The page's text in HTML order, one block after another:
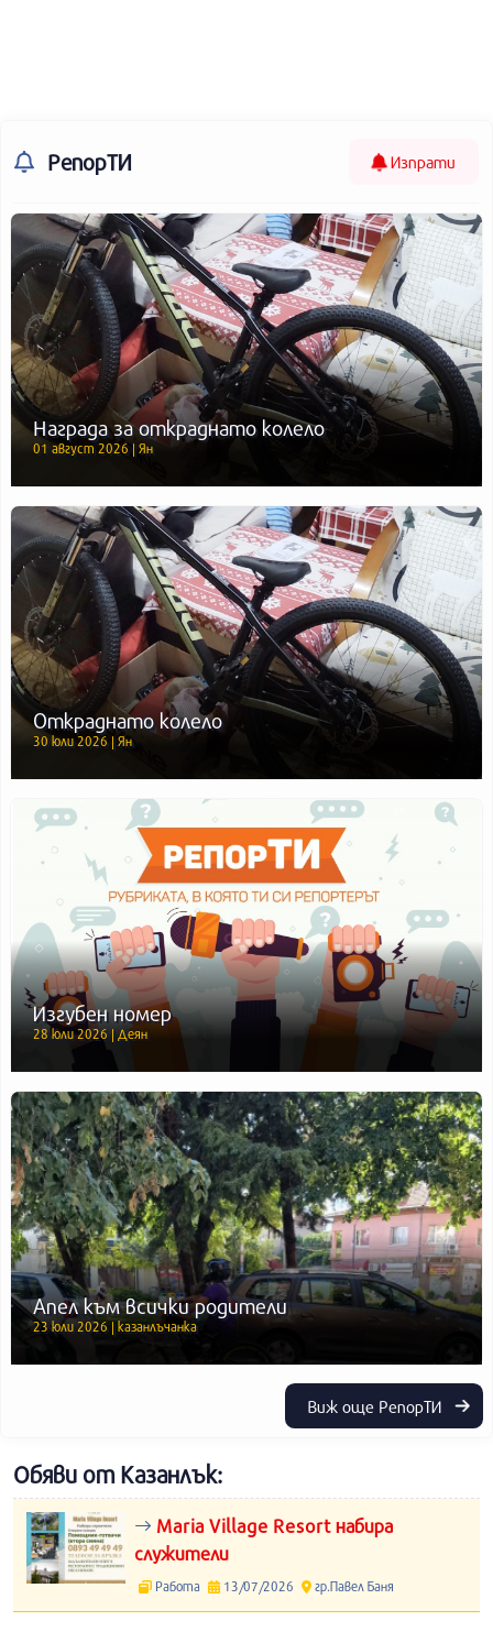
РепорТИ Изпрати
Награда за откраднато колело
01 август 2026 | Ян
Откраднато колело
30 юли 2026 | Ян
Изгубен номер
28 юли 2026 | Деян
Апел към всички родители
23 юли 2026 | казанлъчанка
Виж още РепорТИ
Обяви от Казанлък:
Maria Village Resort набира
служители
Работа 13/07/2026 гр.Павел Баня